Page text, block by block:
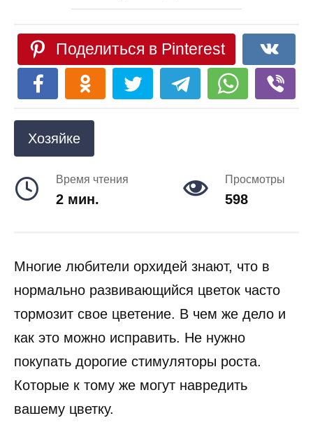
Поделиться в Pinterest
Хозяйке
Время чтения
2 мин.
Просмотры
598
Многие любители орхидей знают, что в
нормально развивающийся цветок часто
тормозит свое цветение. В чем же дело и
как это можно исправить. Не нужно
покупать дорогие стимуляторы роста.
Которые к тому же могут навредить
вашему цветку.